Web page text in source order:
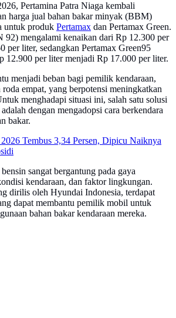
Pertamina Patra Niaga kembali
harga jual bahan bakar minyak (BBM)
untuk produk Pertamax dan Pertamax Green.
92) mengalami kenaikan dari Rp 12.300 per
per liter, sedangkan Pertamax Green95
12.900 per liter menjadi Rp 17.000 per liter.
menjadi beban bagi pemilik kendaraan,
empat, yang berpotensi meningkatkan
menghadapi situasi ini, salah satu solusi
dengan mengadopsi cara berkendara
bakar.
Tembus 3,34 Persen, Dipicu Naiknya
sangat bergantung pada gaya
kendaraan, dan faktor lingkungan.
dirilis oleh Hyundai Indonesia, terdapat
dapat membantu pemilik mobil untuk
bahan bakar kendaraan mereka.